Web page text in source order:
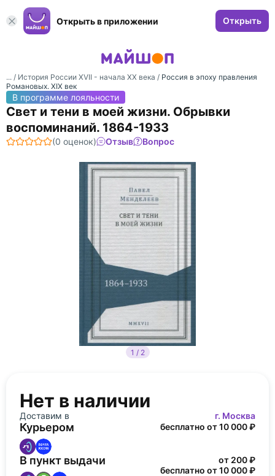
Открыть в приложении Открыть
... / История России XVII - начала XX века / Россия в эпоху правления
Романовых. XIX век
В программе лояльности
Свет и тени в моей жизни. Обрывки
воспоминаний. 1864-1933
(0 оценок) Отзыв Вопрос
1 / 2
Нет в наличии
Доставим в г. Москва
Курьером бесплатно от 10 000 ₽
В пункт выдачи
от 200 ₽
бесплатно от 10 000 ₽